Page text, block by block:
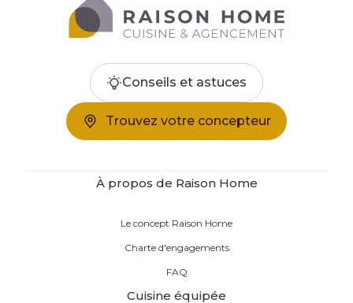
Conseils et astuces
Trouvez votre concepteur
À propos de Raison Home
Le concept Raison Home
Charte d'engagements
FAQ
Cuisine équipée